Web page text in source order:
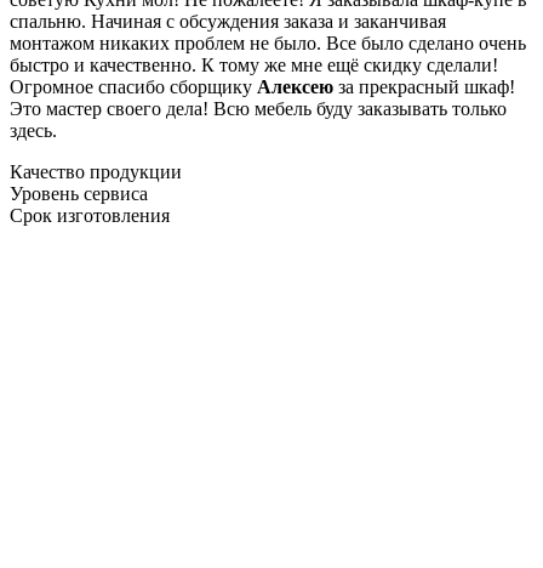
спальню. Начиная с обсуждения заказа и заканчивая
монтажом никаких проблем не было. Все было сделано очень
быстро и качественно. К тому же мне ещё скидку сделали!
Огромное спасибо сборщику Алексею за прекрасный шкаф!
Это мастер своего дела! Всю мебель буду заказывать только
здесь.
Качество продукции
Уровень сервиса
Срок изготовления